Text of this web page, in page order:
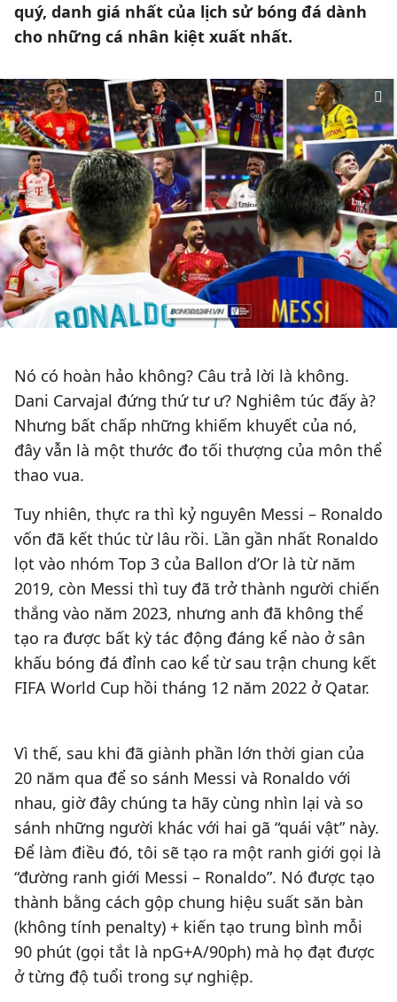
quý, danh giá nhất của lịch sử bóng đá dành
cho những cá nhân kiệt xuất nhất.
Nó có hoàn hảo không? Câu trả lời là không.
Dani Carvajal đứng thứ tư ư? Nghiêm túc đấy à?
Nhưng bất chấp những khiếm khuyết của nó,
đây vẫn là một thước đo tối thượng của môn thể
thao vua.
Tuy nhiên, thực ra thì kỷ nguyên Messi – Ronaldo
vốn đã kết thúc từ lâu rồi. Lần gần nhất Ronaldo
lọt vào nhóm Top 3 của Ballon d’Or là từ năm
2019, còn Messi thì tuy đã trở thành người chiến
thắng vào năm 2023, nhưng anh đã không thể
tạo ra được bất kỳ tác động đáng kể nào ở sân
khấu bóng đá đỉnh cao kể từ sau trận chung kết
FIFA World Cup hồi tháng 12 năm 2022 ở Qatar.
Vì thế, sau khi đã giành phần lớn thời gian của
20 năm qua để so sánh Messi và Ronaldo với
nhau, giờ đây chúng ta hãy cùng nhìn lại và so
sánh những người khác với hai gã “quái vật” này.
Để làm điều đó, tôi sẽ tạo ra một ranh giới gọi là
“đường ranh giới Messi – Ronaldo”. Nó được tạo
thành bằng cách gộp chung hiệu suất săn bàn
(không tính penalty) + kiến tạo trung bình mỗi
90 phút (gọi tắt là npG+A/90ph) mà họ đạt được
ở từng độ tuổi trong sự nghiệp.